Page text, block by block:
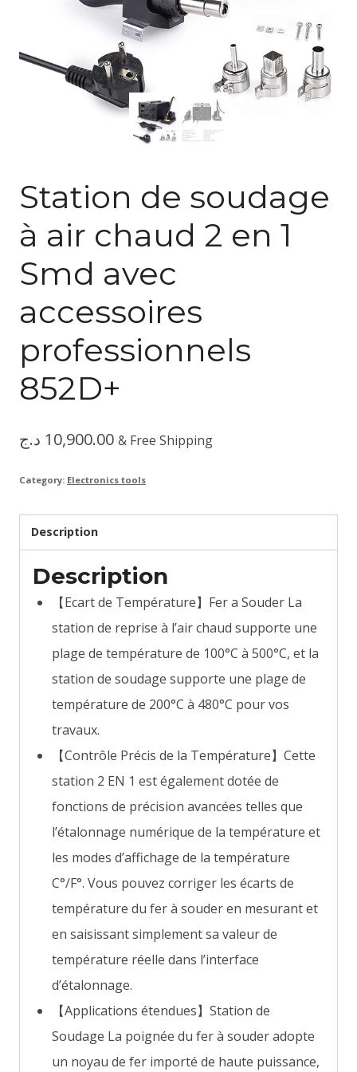
Station de soudage
à air chaud 2 en 1
Smd avec
accessoires
professionnels
852D+
10,900.00 د.ج & Free Shipping
Category: Electronics tools
Description
Description
【Ecart de Température】Fer a Souder La
station de reprise à l’air chaud supporte une
plage de température de 100°C à 500°C, et la
station de soudage supporte une plage de
température de 200°C à 480°C pour vos
travaux.
【Contrôle Précis de la Température】Cette
station 2 EN 1 est également dotée de
fonctions de précision avancées telles que
l’étalonnage numérique de la température et
les modes d’affichage de la température
C°/F°. Vous pouvez corriger les écarts de
température du fer à souder en mesurant et
en saisissant simplement sa valeur de
température réelle dans l’interface
d’étalonnage.
【Applications étendues】Station de
Soudage La poignée du fer à souder adopte
un noyau de fer importé de haute puissance,